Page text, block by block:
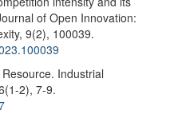
of Open Innovation:
9(2), 100039.
Industrial
2), 7-9.